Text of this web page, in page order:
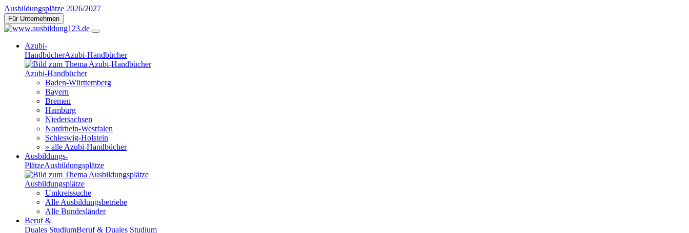
Ausbildungsplätze 2026/2027
Für Unternehmen
Azubi-
HandbücherAzubi-Handbücher
Azubi-Handbücher
Baden-Württemberg
Bayern
Bremen
Hamburg
Niedersachsen
Nordrhein-Westfalen
Schleswig-Holstein
» alle Azubi-Handbücher
Ausbildungs-
PlätzeAusbildungsplätze
Ausbildungsplätze
Umkreissuche
Alle Ausbildungsbetriebe
Alle Bundesländer
Beruf &
Duales StudiumBeruf & Duales Studium